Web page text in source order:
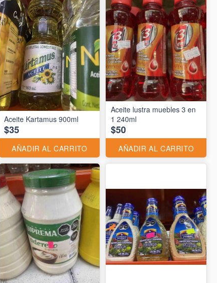
Aceite Kartamus 900ml
$35
AÑADIR AL CARRITO
Aceite lustra muebles 3 en
1 240ml
$50
AÑADIR AL CARRITO